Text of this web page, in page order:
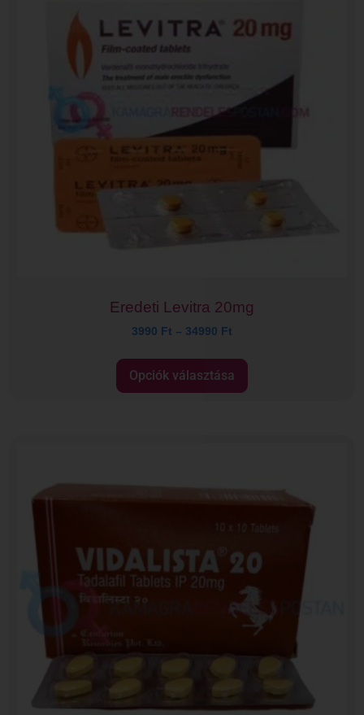
Eredeti Levitra 20mg
3990 Ft – 34990 Ft
Opciók választása